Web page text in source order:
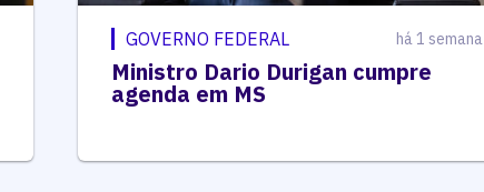
GOVERNO FEDERAL há 1 semana
Ministro Dario Durigan cumpre
agenda em MS